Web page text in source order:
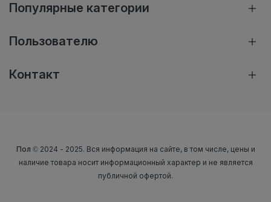
Популярные категории
Пользователю
Контакт
Пол © 2024 - 2025. Вся информация на сайте, в том числе, цены и
наличие товара носит информационный характер и не является
публичной офертой.